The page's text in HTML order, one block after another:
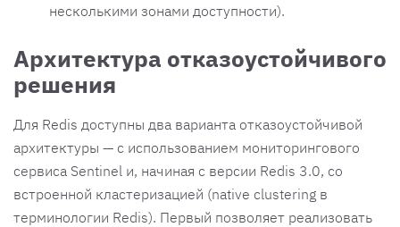
несколькими зонами доступности).
Архитектура отказоустойчивого
решения
Для Redis доступны два варианта отказоустойчивой
архитектуры — с использованием мониторингового
сервиса Sentinel и, начиная с версии Redis 3.0, со
встроенной кластеризацией (native clustering в
терминологии Redis). Первый позволяет реализовать